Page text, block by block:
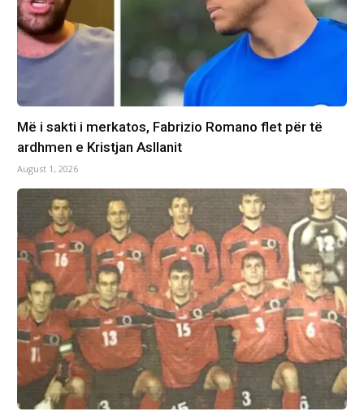
Më i sakti i merkatos, Fabrizio Romano flet për të
ardhmen e Kristjan Asllanit
August 1, 2026